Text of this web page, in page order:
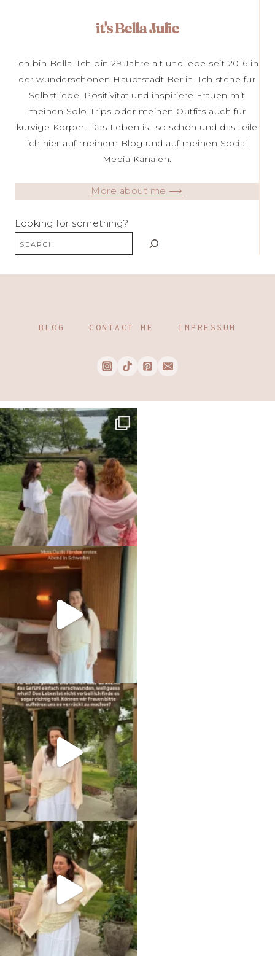
it's Bella Julie
Ich bin Bella. Ich bin 29 Jahre alt und lebe seit 2016 in
der wunderschönen Hauptstadt Berlin. Ich stehe für
Selbstliebe, Positivität und inspiriere Frauen mit
meinen Solo-Trips oder meinen Outfits auch für
kurvige Körper. Das Leben ist so schön und das teile
ich hier auf meinem Blog und auf meinen Social
Media Kanälen.
More about me ⟶
Looking for something?
BLOG CONTACT ME IMPRESSUM